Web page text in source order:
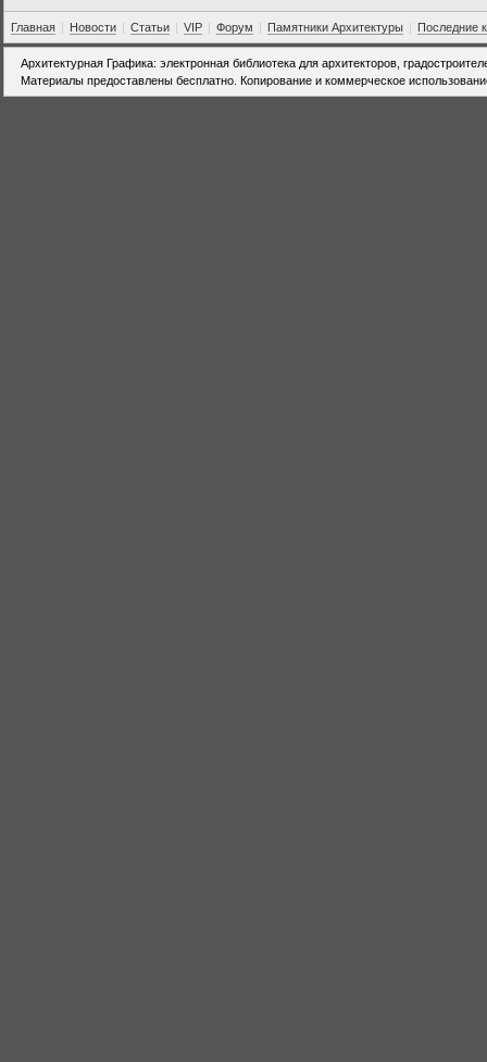
Главная | Новости | Статьи | VIP | Форум | Памятники Архитектуры | Последние
Архитектурная Графика: электронная библиотека для архитекторов,
Материалы предоставлены бесплатно. Копирование и коммерческое